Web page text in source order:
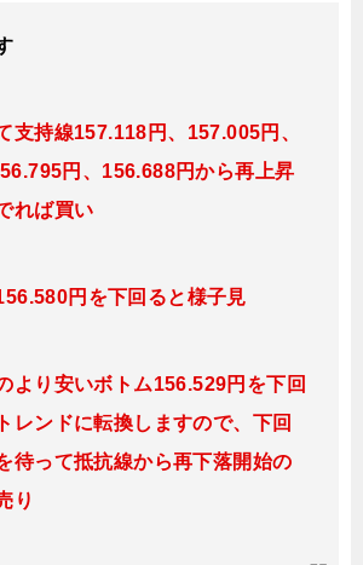
支持線157.118円、157.005円 、
円、156.688円から再上昇
れば買い
円を下回ると様子見
より安いボトム156.529円を下回
レンドに転換しますので、下回
待って抵抗線から再下落開始の
り